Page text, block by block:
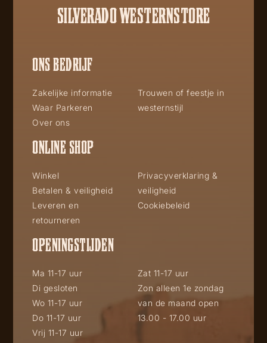
SILVERADO WESTERNSTORE
ONS BEDRIJF
Zakelijke informatie
Waar Parkeren
Over ons
Trouwen of feestje in
westernstijl
ONLINE SHOP
Winkel
Betalen & veiligheid
Leveren en
retourneren
Privacyverklaring &
veiligheid
Cookiebeleid
OPENINGSTIJDEN
Ma 11-17 uur
Di gesloten
Wo 11-17 uur
Do 11-17 uur
Vrij 11-17 uur
Zat 11-17 uur
Zon alleen 1e zondag
van de maand open
13.00 - 17.00 uur